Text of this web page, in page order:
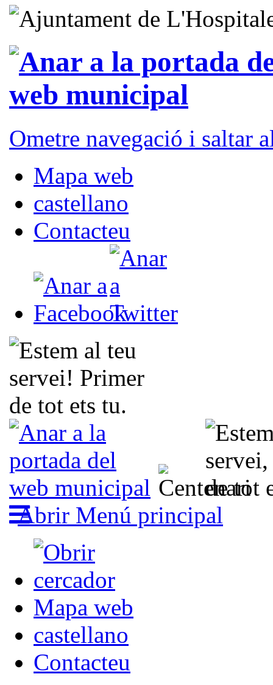
Ometre navegació i saltar
Mapa web
castellano
Contacteu
Abrir Menú principal
Mapa web
castellano
Contacteu